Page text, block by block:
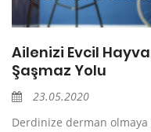
Ailenizi Evcil
Şaşmaz Yolu
23.05.2020
Derdinize derman olmaya